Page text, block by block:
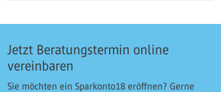
Jetzt Beratungstermin online
vereinbaren
Sie möchten ein Sparkonto18 eröffnen? Gerne